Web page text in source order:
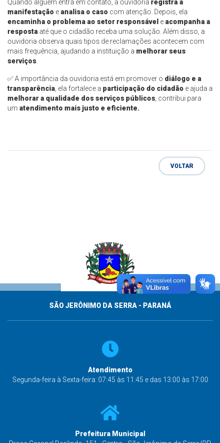
Quando alguém entra em contato, a ouvidoria registra a
manifestação e analisa o caso com atenção. Depois, ela
encaminha o problema ao setor responsável e acompanha a
resposta até que o cidadão receba uma solução. Além disso, a
ouvidoria observa quais tipos de reclamações acontecem com
mais frequência, ajudando a instituição a melhorar seus
serviços
✅A importância da ouvidoria está em promover o diálogo e a
transparência , ela fortalece a participação do cidadão e ajuda a
melhorar a qualidade dos serviços públicos , contribui para
um atendimento mais justo e eficiente.
VOLTAR
SÃO JERÔNIMO DA SERRA - PARANÁ
Atendimento
Segunda-feira à Sexta-feira: 07:45 às 11:45 e das 13:00 às 17:00
Prefeitura Municipal